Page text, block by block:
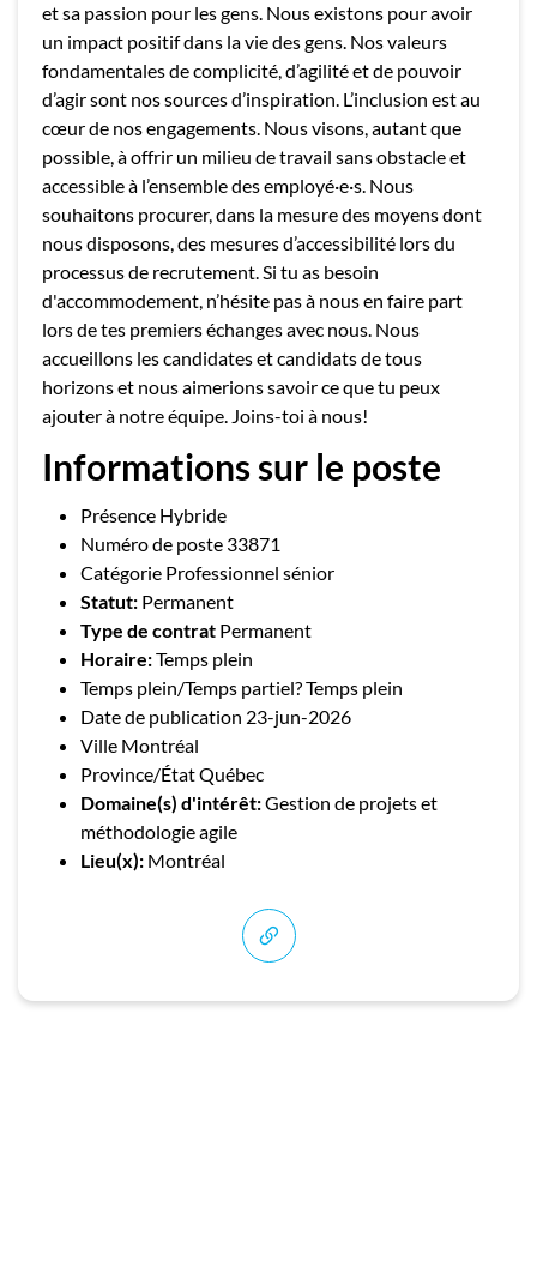
et sa passion pour les gens. Nous existons pour avoir
un impact positif dans la vie des gens. Nos valeurs
fondamentales de complicité, d’agilité et de pouvoir
d’agir sont nos sources d’inspiration. L’inclusion est au
cœur de nos engagements. Nous visons, autant que
possible, à offrir un milieu de travail sans obstacle et
accessible à l’ensemble des employé·e·s. Nous
souhaitons procurer, dans la mesure des moyens dont
nous disposons, des mesures d’accessibilité lors du
processus de recrutement. Si tu as besoin
d'accommodement, n’hésite pas à nous en faire part
lors de tes premiers échanges avec nous. Nous
accueillons les candidates et candidats de tous
horizons et nous aimerions savoir ce que tu peux
ajouter à notre équipe. Joins-toi à nous!
Informations sur le poste
Présence Hybride
Numéro de poste 33871
Catégorie Professionnel sénior
Statut: Permanent
Type de contrat Permanent
Horaire:Temps plein
Temps plein/Temps partiel? Temps plein
Date de publication 23-jun-2026
Ville Montréal
Province/État Québec
Domaine(s) d'intérêt:Gestion de projets et
méthodologie agile
Lieu(x): Montréal